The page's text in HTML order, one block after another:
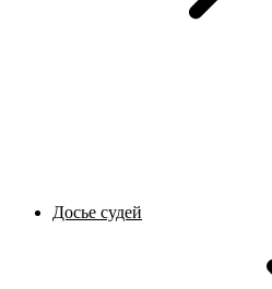
Досье судей